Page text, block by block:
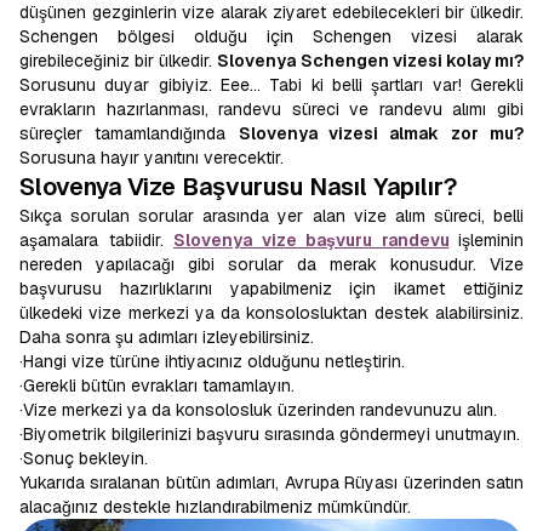
düşünen gezginlerin vize alarak ziyaret edebilecekleri bir ülkedir.
Schengen bölgesi olduğu için Schengen vizesi alarak
girebileceğiniz bir ülkedir. Slovenya Schengen vizesi kolay mı?
Sorusunu duyar gibiyiz. Eee… Tabi ki belli şartları var! Gerekli
evrakların hazırlanması, randevu süreci ve randevu alımı gibi
süreçler tamamlandığında Slovenya vizesi almak zor mu?
Sorusuna hayır yanıtını verecektir.
Slovenya Vize Başvurusu Nasıl Yapılır?
Sıkça sorulan sorular arasında yer alan vize alım süreci, belli
aşamalara tabiidir. Slovenya vize başvuru randevu işleminin
nereden yapılacağı gibi sorular da merak konusudur. Vize
başvurusu hazırlıklarını yapabilmeniz için ikamet ettiğiniz
ülkedeki vize merkezi ya da konsolosluktan destek alabilirsiniz.
Daha sonra şu adımları izleyebilirsiniz.
·Hangi vize türüne ihtiyacınız olduğunu netleştirin.
·Gerekli bütün evrakları tamamlayın.
·Vize merkezi ya da konsolosluk üzerinden randevunuzu alın.
·Biyometrik bilgilerinizi başvuru sırasında göndermeyi unutmayın.
·Sonuç bekleyin.
Yukarıda sıralanan bütün adımları, Avrupa Rüyası üzerinden satın
alacağınız destekle hızlandırabilmeniz mümkündür.